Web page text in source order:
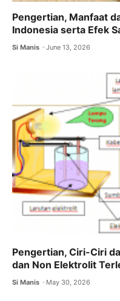
Pengertian, Manfaat
Indonesia serta Efek
Si Manis June 13, 2026
Pengertian, Ciri-Ciri
dan Non Elektrolit
Si Manis May 30, 2026